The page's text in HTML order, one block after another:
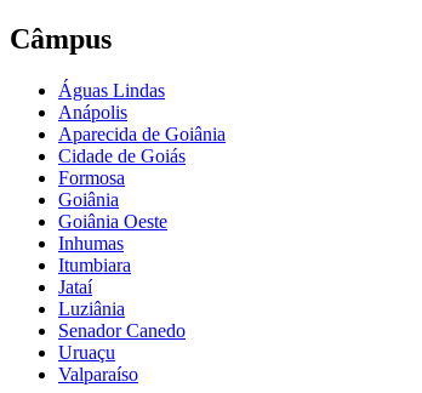
Câmpus
Águas Lindas
Anápolis
Aparecida de Goiânia
Cidade de Goiás
Formosa
Goiânia
Goiânia Oeste
Inhumas
Itumbiara
Jataí
Luziânia
Senador Canedo
Uruaçu
Valparaíso